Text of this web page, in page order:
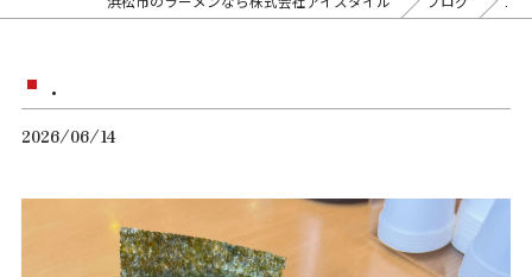
.
2026/06/14